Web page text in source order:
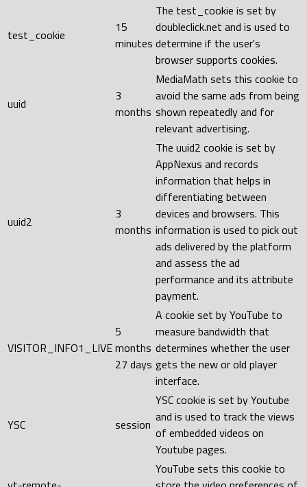
test_cookie
15
minutes
The test_cookie is set by
doubleclick.net and is used to
determine if the user's
browser supports cookies.
uuid
3
months
MediaMath sets this cookie to
avoid the same ads from being
shown repeatedly and for
relevant advertising.
uuid2
3
months
The uuid2 cookie is set by
AppNexus and records
information that helps in
differentiating between
devices and browsers. This
information is used to pick out
ads delivered by the platform
and assess the ad
performance and its attribute
payment.
VISITOR_INFO1_LIVE
5
months
27 days
A cookie set by YouTube to
measure bandwidth that
determines whether the user
gets the new or old player
interface.
YSC session
YSC cookie is set by Youtube
and is used to track the views
of embedded videos on
Youtube pages.
YouTube sets this cookie to